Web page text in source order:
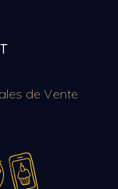
de Vente